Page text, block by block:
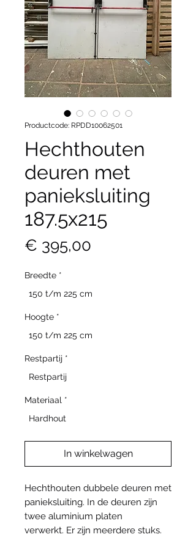
Productcode: RPDD10062501
Hechthouten
deuren met
panieksluiting
187.5x215
€ 395,00
Breedte *
150 t/m 225 cm
Hoogte *
150 t/m 225 cm
Restpartij *
Restpartij
Materiaal *
Hardhout
In winkelwagen
Hechthouten dubbele deuren met
panieksluiting. In de deuren zijn
twee aluminium platen
verwerkt. Er zijn meerdere stuks.